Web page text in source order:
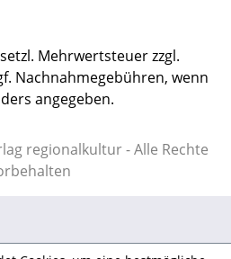
Mehrwertsteuer zzgl.
Nachnahmegebühren, wenn
angegeben.
regionalkultur - Alle Rechte